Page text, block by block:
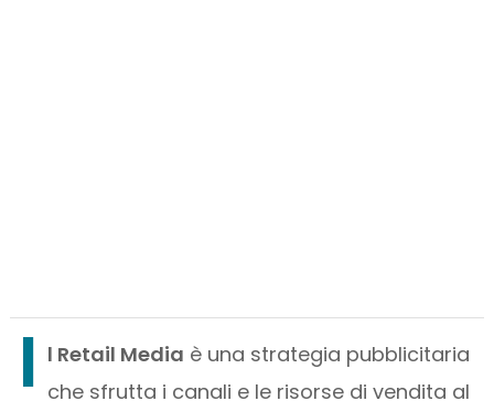
I l Retail Media è una strategia pubblicitaria
che sfrutta i canali e le risorse di vendita al